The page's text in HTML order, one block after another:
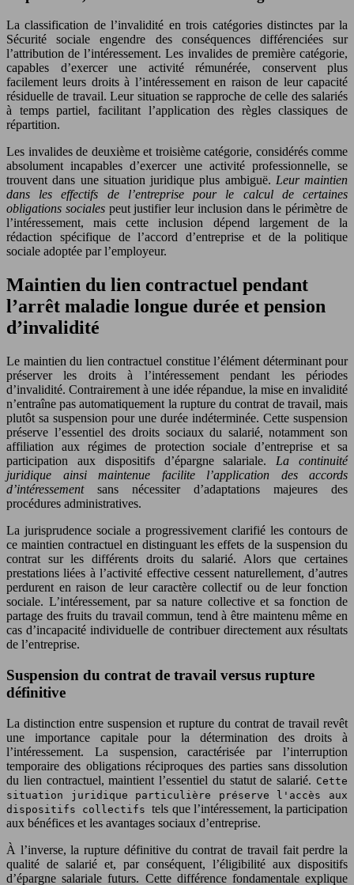
La classification de l’invalidité en trois catégories distinctes par la
Sécurité sociale engendre des conséquences différenciées sur
l’attribution de l’intéressement. Les invalides de première catégorie,
capables d’exercer une activité rémunérée, conservent plus
facilement leurs droits à l’intéressement en raison de leur capacité
résiduelle de travail. Leur situation se rapproche de celle des salariés
à temps partiel, facilitant l’application des règles classiques de
répartition.
Les invalides de deuxième et troisième catégorie, considérés comme
absolument incapables d’exercer une activité professionnelle, se
trouvent dans une situation juridique plus ambiguë. Leur maintien
dans les effectifs de l’entreprise pour le calcul de certaines
obligations sociales peut justifier leur inclusion dans le périmètre de
l’intéressement, mais cette inclusion dépend largement de la
rédaction spécifique de l’accord d’entreprise et de la politique
sociale adoptée par l’employeur.
Maintien du lien contractuel pendant
l’arrêt maladie longue durée et pension
d’invalidité
Le maintien du lien contractuel constitue l’élément déterminant pour
préserver les droits à l’intéressement pendant les périodes
d’invalidité. Contrairement à une idée répandue, la mise en invalidité
n’entraîne pas automatiquement la rupture du contrat de travail, mais
plutôt sa suspension pour une durée indéterminée. Cette suspension
préserve l’essentiel des droits sociaux du salarié, notamment son
affiliation aux régimes de protection sociale d’entreprise et sa
participation aux dispositifs d’épargne salariale. La continuité
juridique ainsi maintenue facilite l’application des accords
d’intéressement sans nécessiter d’adaptations majeures des
procédures administratives.
La jurisprudence sociale a progressivement clarifié les contours de
ce maintien contractuel en distinguant les effets de la suspension du
contrat sur les différents droits du salarié. Alors que certaines
prestations liées à l’activité effective cessent naturellement, d’autres
perdurent en raison de leur caractère collectif ou de leur fonction
sociale. L’intéressement, par sa nature collective et sa fonction de
partage des fruits du travail commun, tend à être maintenu même en
cas d’incapacité individuelle de contribuer directement aux résultats
de l’entreprise.
Suspension du contrat de travail versus rupture
définitive
La distinction entre suspension et rupture du contrat de travail revêt
une importance capitale pour la détermination des droits à
l’intéressement. La suspension, caractérisée par l’interruption
temporaire des obligations réciproques des parties sans dissolution
du lien contractuel, maintient l’essentiel du statut de salarié. Cette
situation juridique particulière préserve l'accès aux
dispositifs collectifstels que l’intéressement, la participation
aux bénéfices et les avantages sociaux d’entreprise.
À l’inverse, la rupture définitive du contrat de travail fait perdre la
qualité de salarié et, par conséquent, l’éligibilité aux dispositifs
d’épargne salariale futurs. Cette différence fondamentale explique